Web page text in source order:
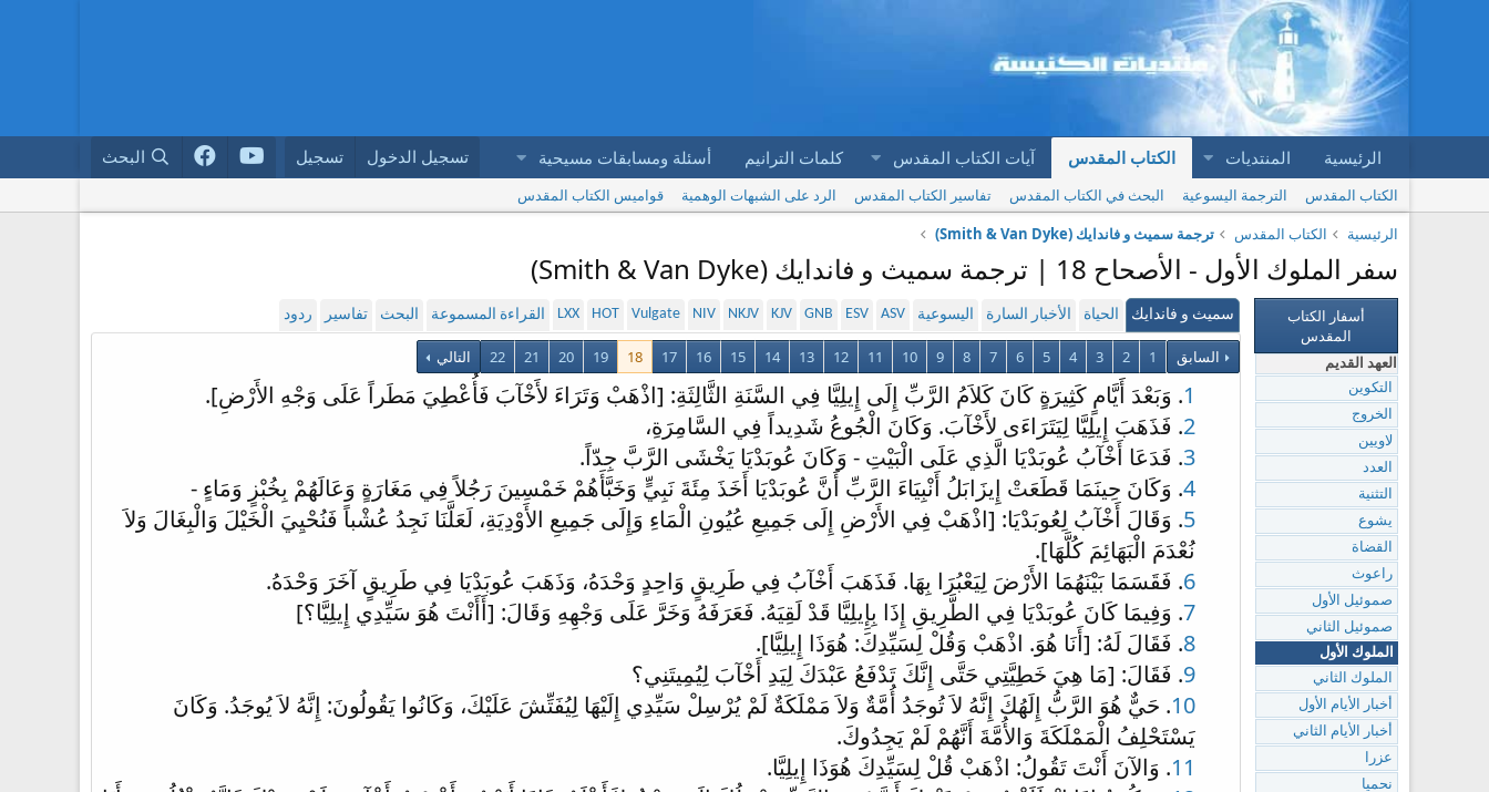
الرئيسية المنتديات الكتاب المقدس آيات الكتاب المقدس كلمات الترانيم أسئلة ومسابقات مسيحية تسجيل الدخول تسجيل البحث
الكتاب المقدس الترجمة اليسوعية البحث في الكتاب المقدس تفاسير الكتاب المقدس الرد على الشبهات الوهمية
قواميس الكتاب المقدس
الرئيسية
الكتاب المقدس ترجمة سميث و فاندايك (Smith & Van Dyke)
سفر الملوك الأول - الأصحاح 18 | ترجمة سميث و فاندايك (Smith & Van Dyke)
سميث و فاندايك الحياة الأخبار السارة اليسوعية ASV
ESV
GNB
KJV
NKJV
NIV
Vulgate
HOT
LXX القراءة المسموعة البحث تفاسير ردود
السابق 1
2
3
4
5
6
7
8
9
10
11
12
13
14
15
16
17
18
19
20
21
22 التالي
1. وَبَعْدَ أَيَّامٍ كَثِيرَةٍ كَانَ كَلاَمُ الرَّبِّ إِلَى إِيلِيَّا فِي السَّنَةِ الثَّالِثَةِ: [اذْهَبْ وَتَرَاءَ لأَخْآبَ فَأُعْطِيَ مَطَراً عَلَى وَجْهِ الأَرْضِ].
2. فَذَهَبَ إِيلِيَّا لِيَتَرَاءَى لأَخْآبَ. وَكَانَ الْجُوعُ شَدِيداً فِي السَّامِرَةِ،
3. فَدَعَا أَخْآبُ عُوبَدْيَا الَّذِي عَلَى الْبَيْتِ - وَكَانَ عُوبَدْيَا يَخْشَى الرَّبَّ جِدّاً.
4. وَكَانَ حِينَمَا قَطَعَتْ إِيزَابَلُ أَنْبِيَاءَ الرَّبِّ أَنَّ عُوبَدْيَا أَخَذَ مِئَةَ نَبِيٍّ وَخَبَّأَهُمْ خَمْسِينَ رَجُلاً فِي مَغَارَةٍ وَعَالَهُمْ بِخُبْزٍ وَمَاءٍ -
5. وَقَالَ أَخْآبُ لِعُوبَدْيَا: [اذْهَبْ فِي الأَرْضِ إِلَى جَمِيعِ عُيُونِ الْمَاءِ وَإِلَى جَمِيعِ الأَوْدِيَةِ، لَعَلَّنَا نَجِدُ عُشْباً فَنُحْيِيَ الْخَيْلَ وَالْبِغَالَ وَلاَ
نُعْدَمَ الْبَهَائِمَ كُلَّهَا].
6. فَقَسَمَا بَيْنَهُمَا الأَرْضَ لِيَعْبُرَا بِهَا. فَذَهَبَ أَخْآبُ فِي طَرِيقٍ وَاحِدٍ وَحْدَهُ، وَذَهَبَ عُوبَدْيَا فِي طَرِيقٍ آخَرَ وَحْدَهُ.
7. وَفِيمَا كَانَ عُوبَدْيَا فِي الطَّرِيقِ إِذَا بِإِيلِيَّا قَدْ لَقِيَهُ. فَعَرَفَهُ وَخَرَّ عَلَى وَجْهِهِ وَقَالَ: [أَأَنْتَ هُوَ سَيِّدِي إِيلِيَّا؟]
8. فَقَالَ لَهُ: [أَنَا هُوَ. اذْهَبْ وَقُلْ لِسَيِّدِكَ: هُوَذَا إِيلِيَّا].
9. فَقَالَ: [مَا هِيَ خَطِيَّتِي حَتَّى إِنَّكَ تَدْفَعُ عَبْدَكَ لِيَدِ أَخْآبَ لِيُمِيتَنِي؟
10. حَيٌّ هُوَ الرَّبُّ إِلَهُكَ إِنَّهُ لاَ تُوجَدُ أُمَّةٌ وَلاَ مَمْلَكَةٌ لَمْ يُرْسِلْ سَيِّدِي إِلَيْهَا لِيُفَتِّشَ عَلَيْكَ، وَكَانُوا يَقُولُونَ: إِنَّهُ لاَ يُوجَدُ. وَكَانَ
يَسْتَحْلِفُ الْمَمْلَكَةَ وَالأُمَّةَ أَنَّهُمْ لَمْ يَجِدُوكَ.
11. وَالآنَ أَنْتَ تَقُولُ: اذْهَبْ قُلْ لِسَيِّدِكَ هُوَذَا إِيلِيَّا.
أسفار الكتاب
المقدس
العهد القديم
التكوين
الخروج
لاويين
العدد
التثنية
يشوع
القضاة
راعوث
صموئيل الأول
صموئيل الثاني
الملوك الأول
الملوك الثاني
أخبار الأيام الأول
أخبار الأيام الثاني
عزرا
نحميا